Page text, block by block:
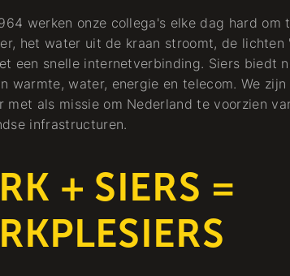
werken onze collega's elke dag hard
het water uit de kraan stroomt, de lichten
een snelle internetverbinding. Siers biedt
warmte, water, energie en telecom. We
met als missie om Nederland te voorzien
infrastructuren.
+ SIERS =